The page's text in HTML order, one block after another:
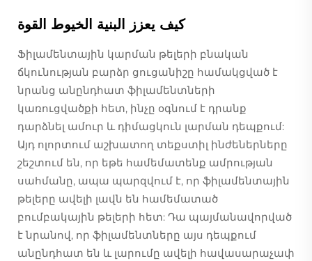
كيف يعزز البنية الخيوط القوة
Ֆիլամենտային կարման թելերի բնական
ճկունության բարձր ցուցանիշը համակցված է
նրանց անընդհատ ֆիլամենտների
կառուցվածքի հետ, ինչը օգնում է դրանք
դարձնել ամուր և դիմացկուն լարման դեպքում:
Այդ ոլորտում աշխատող տեքստիլ ինժեներները
շեշտում են, որ եթե համեմատենք ամրության
սահմանը, ապա պարզվում է, որ ֆիլամենտային
թելերը ավելի լավն են համեմատած
բումբակային թելերի հետ: Դա պայմանավորված
է նրանով, որ ֆիլամենտները այս դեպքում
անընդհատ են և լարումը ավելի հավասարաչափ